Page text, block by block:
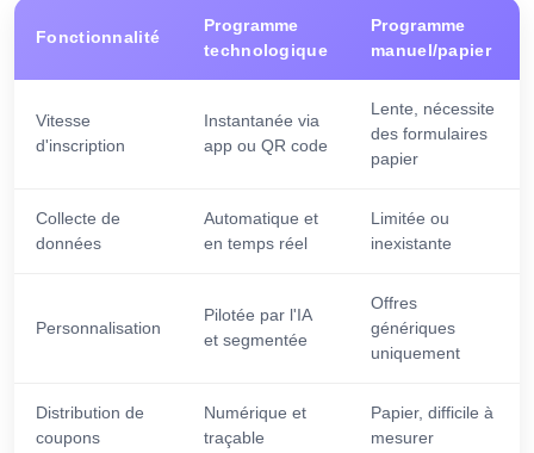
Fonctionnalité
Programme
technologique
Programme
manuel/papier
Vitesse
d'inscription
Instantanée via
app ou QR code
Lente, nécessite
des formulaires
papier
Collecte de
données
Automatique et
en temps réel
Limitée ou
inexistante
Personnalisation
Pilotée par l'IA
et segmentée
Offres
génériques
uniquement
Distribution de
coupons
Numérique et
traçable
Papier, difficile à
mesurer